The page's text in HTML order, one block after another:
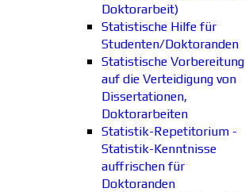
Doktorarbeit)
Statistische Hilfe für
Studenten/Doktoranden
Statistische Vorbereitung
auf die Verteidigung von
Dissertationen,
Doktorarbeiten
Statistik-Repetitorium -
Statistik-Kenntnisse
auffrischen für
Doktoranden